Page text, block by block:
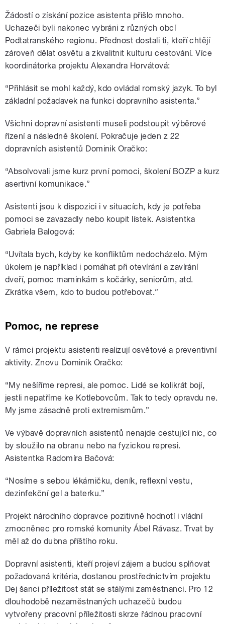
Žádostí o získání pozice asistenta přišlo mnoho.
Uchazeči byli nakonec vybráni z různých obcí
Podtatranského regionu. Přednost dostali ti, kteří chtějí
zároveň dělat osvětu a zkvalitnit kulturu cestování. Více
koordinátorka projektu Alexandra Horvátová:
“Přihlásit se mohl každý, kdo ovládal romský jazyk. To byl
základní požadavek na funkci dopravního asistenta.”
Všichni dopravní asistenti museli podstoupit výběrové
řízení a následně školení. Pokračuje jeden z 22
dopravních asistentů Dominik Oračko:
“Absolvovali jsme kurz první pomoci, školení BOZP a kurz
asertivní komunikace.”
Asistenti jsou k dispozici i v situacích, kdy je potřeba
pomoci se zavazadly nebo koupit lístek. Asistentka
Gabriela Balogová:
“Uvítala bych, kdyby ke konfliktům nedocházelo. Mým
úkolem je například i pomáhat při otevírání a zavírání
dveří, pomoc maminkám s kočárky, seniorům, atd.
Zkrátka všem, kdo to budou potřebovat.”
Pomoc, ne represe
V rámci projektu asistenti realizují osvětové a preventivní
aktivity. Znovu Dominik Oračko:
“My nešíříme represi, ale pomoc. Lidé se kolikrát bojí,
jestli nepatříme ke Kotlebovcům. Tak to tedy opravdu ne.
My jsme zásadně proti extremismům.”
Ve výbavě dopravních asistentů nenajde cestující nic, co
by sloužilo na obranu nebo na fyzickou represi.
Asistentka Radomíra Bačová:
“Nosíme s sebou lékárničku, deník, reflexní vestu,
dezinfekční gel a baterku.”
Projekt národního dopravce pozitivně hodnotí i vládní
zmocněnec pro romské komunity Ábel Rávasz. Trvat by
měl až do dubna příštího roku.
Dopravní asistenti, kteří projeví zájem a budou splňovat
požadovaná kritéria, dostanou prostřednictvím projektu
Dej šanci příležitost stát se stálými zaměstnanci. Pro 12
dlouhodobě nezaměstnaných uchazečů budou
vytvořeny pracovní příležitosti skrze řádnou pracovní